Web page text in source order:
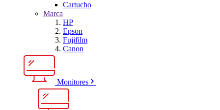
Cartucho
Marca
HP
Epson
Fujifilm
Canon
Monitores